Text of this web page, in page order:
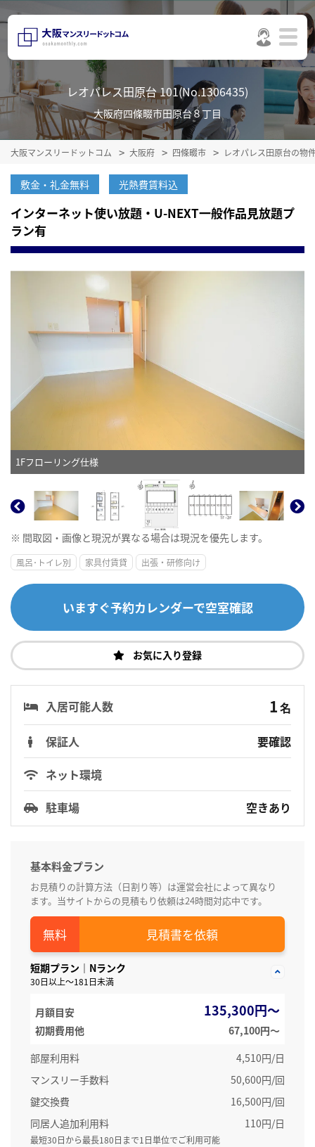
レオパレス田原台 101(No.1306435)
大阪府四條畷市田原台８丁目
大阪マンスリードットコム 大阪府 四條畷市 レオパレス田原台の物
敷金・礼金無料 光熱費賃料込
インターネット使い放題・U-NEXT一般作品見放題プ
ラン有
1Fフローリング仕様
※ 間取図・画像と現況が異なる場合は現況を優先します。
風呂･トイレ別 家具付賃貸 出張・研修向け
いますぐ予約カレンダーで空室確認
お気に入り登録
入居可能人数 1名
保証人
要確認
ネット環境
駐車場
空きあり
基本料金プラン
お見積りの計算方法（日割り等）は運営会社によって異なり
ます。当サイトからの見積もり依頼は24時間対応中です。
見積書を依頼
短期プラン｜Nランク
30日以上～181日未満
月額目安 135,300円～
初期費用他
67,100円〜
部屋利用料
4,510円/日
マンスリー手数料
50,600円/回
鍵交換費
16,500円/回
同居人追加利用料
110円/日
最短30日から最長180日まで1日単位でご利用可能